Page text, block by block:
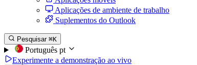
Aplicações de ambiente de trabalho
Suplementos do Outlook
Pesquisar ⌘K
Português pt
Experimente a demonstração ao vivo